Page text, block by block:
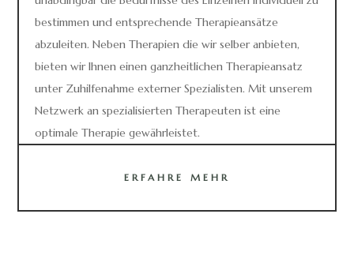
bestimmen und entsprechende Therapieansätze
abzuleiten. Neben Therapien die wir selber anbieten,
bieten wir Ihnen einen ganzheitlichen Therapieansatz
unter Zuhilfenahme externer Spezialisten. Mit unserem
Netzwerk an spezialisierten Therapeuten ist eine
optimale Therapie gewährleistet.
ERFAHRE MEHR